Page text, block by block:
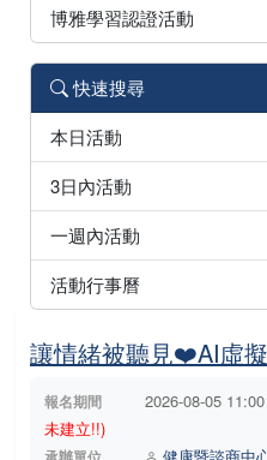
博雅學習認證活動
快速搜尋
本日活動
3日內活動
一週內活動
活動行事曆
讓情緒被聽見❤️AI虛
報名期間 2026-08-05
未建立!!)